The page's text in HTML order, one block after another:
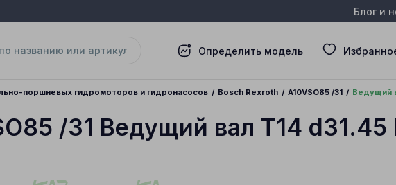
Блог и
Определить модель
поршневых гидромоторов и гидронасосов Bosch Rexroth A10VSO85 /31 Ведущий
/31 Ведущий вал T14